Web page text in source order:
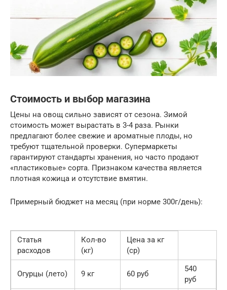
Стоимость и выбор магазина
Цены на овощ сильно зависят от сезона. Зимой
стоимость может вырастать в 3-4 раза. Рынки
предлагают более свежие и ароматные плоды, но
требуют тщательной проверки. Супермаркеты
гарантируют стандарты хранения, но часто продают
«пластиковые» сорта. Признаком качества является
плотная кожица и отсутствие вмятин.
Примерный бюджет на месяц (при норме 300г/день):
Статья
расходов
Кол-во
(кг)
Цена за кг
(ср)
Огурцы (лето) 9 кг 60 руб
540
руб